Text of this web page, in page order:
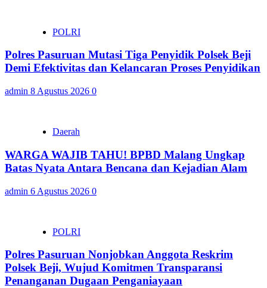
POLRI
Polres Pasuruan Mutasi Tiga Penyidik Polsek Beji
Demi Efektivitas dan Kelancaran Proses Penyidikan
admin 8 Agustus 2026 0
Daerah
WARGA WAJIB TAHU! BPBD Malang Ungkap
Batas Nyata Antara Bencana dan Kejadian Alam
admin 6 Agustus 2026 0
POLRI
Polres Pasuruan Nonjobkan Anggota Reskrim
Polsek Beji, Wujud Komitmen Transparansi
Penanganan Dugaan Penganiayaan